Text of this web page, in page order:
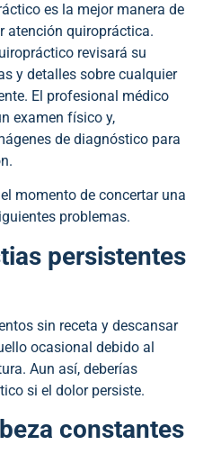
es la mejor manera de
atención quiropráctica.
revisará su
y detalles sobre cualquier
El profesional médico
examen físico y,
de diagnóstico para
momento de concertar una
problemas.
persistentes
sin receta y descansar
ocasional debido al
Aun así, deberías
si el dolor persiste.
constantes